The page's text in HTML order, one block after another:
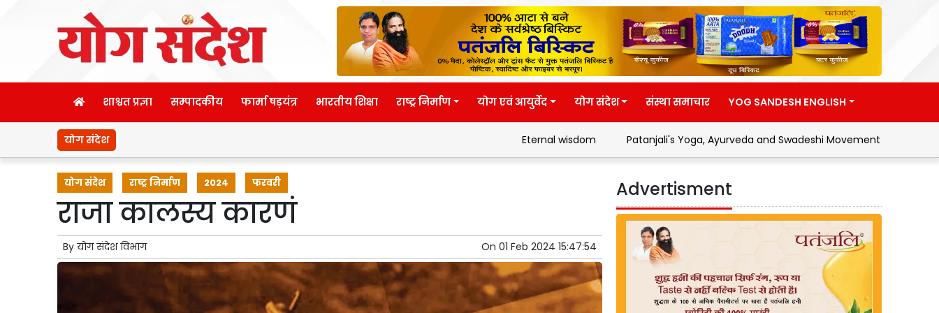
शाश्वत प्रज्ञा सम्पादकीय फार्मा षड़यंत्र भारतीय शिक्षा राष्ट्र निर्माण योग एवं आयुर्वेद योग संदेश संस्था समाचार YOG SANDESH ENGLISH
योग संदेश Patanjali's Yoga, Ayurveda and Swadeshi Movement Address by Hon'ble
योग संदेश राष्ट्र निर्माण 2024 फरवरी
राजा कालस्य कारणं
By योग संदेश विभाग On 01 Feb 2024 15:47:54
Advertisment